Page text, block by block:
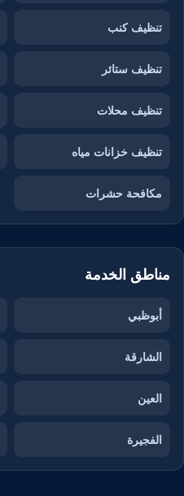
تنظيف كنب
تنظيف ستائر
تنظيف محلات
تنظيف خزانات مياه
مكافحة حشرات
مناطق الخدمة
أبوظبي
الشارقة
العين
الفجيرة